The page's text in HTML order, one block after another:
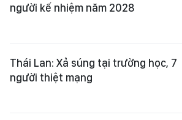
người kế nhiệm năm 2028
Thái Lan: Xả súng tại trường học, 7
người thiệt mạng